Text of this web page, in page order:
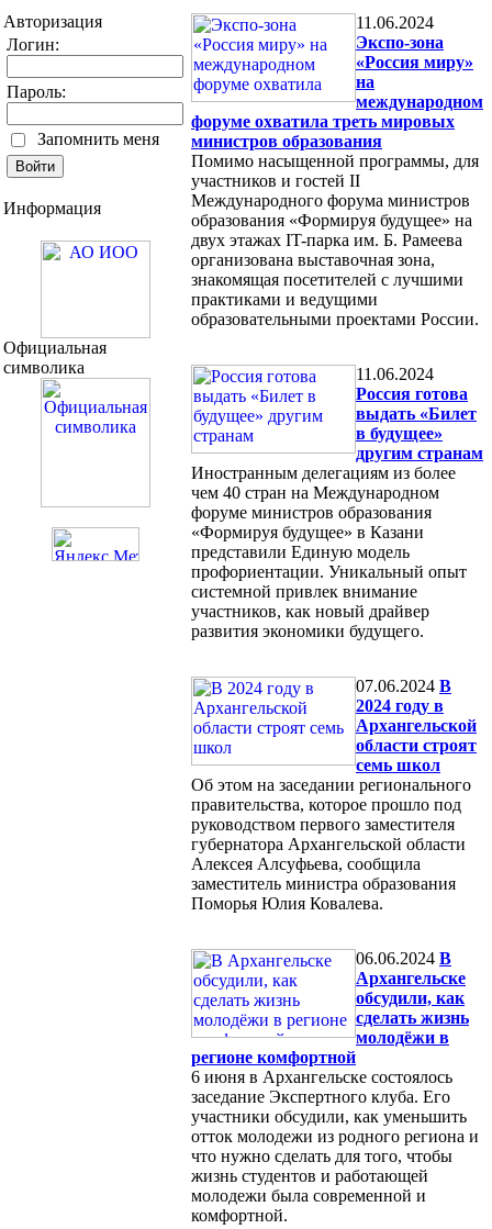
Авторизация
Логин:
Пароль:
Запомнить меня
Информация
Официальная
символика
11.06.2024
Экспо-зона
«Россия миру»
на
международном
форуме охватила треть мировых
министров образования
Помимо насыщенной программы, для
участников и гостей II
Международного форума министров
образования «Формируя будущее» на
двух этажах IT-парка им. Б. Рамеева
организована выставочная зона,
знакомящая посетителей с лучшими
практиками и ведущими
образовательными проектами России.
11.06.2024
Россия готова
выдать «Билет
в будущее»
другим странам
Иностранным делегациям из более
чем 40 стран на Международном
форуме министров образования
«Формируя будущее» в Казани
представили Единую модель
профориентации. Уникальный опыт
системной привлек внимание
участников, как новый драйвер
развития экономики будущего.
07.06.2024 В
2024 году в
Архангельской
области строят
семь школ
Об этом на заседании регионального
правительства, которое прошло под
руководством первого заместителя
губернатора Архангельской области
Алексея Алсуфьева, сообщила
заместитель министра образования
Поморья Юлия Ковалева.
06.06.2024 В
Архангельске
обсудили, как
сделать жизнь
молодёжи в
регионе комфортной
6 июня в Архангельске состоялось
заседание Экспертного клуба. Его
участники обсудили, как уменьшить
отток молодежи из родного региона и
что нужно сделать для того, чтобы
жизнь студентов и работающей
молодежи была современной и
комфортной.